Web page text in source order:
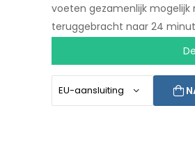
voeten gezamenlijk mogelijk
teruggebracht naar 24
hetzelfde gebleven. Met
ander persoon. Zorg voor
terug garantie en gratis